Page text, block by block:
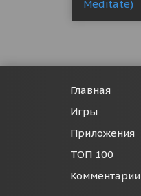
Главная
Игры
Приложения
ТОП 100
Комментарии